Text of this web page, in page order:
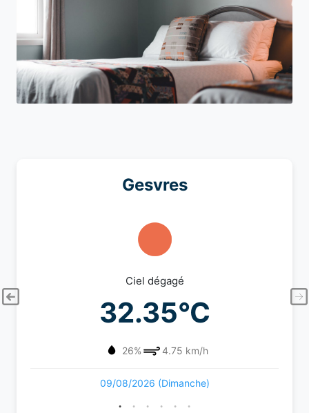
Gesvres
Ciel dégagé
32.35°C
26% 4.75 km/h
09/08/2026 (Dimanche)